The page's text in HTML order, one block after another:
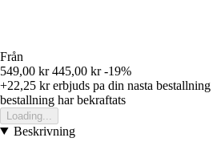
Från
549,00 kr 445,00 kr -19%
+22,25 krerbjuds pa din nasta bestallning
bestallning har bekraftats
Loading...
Beskrivning